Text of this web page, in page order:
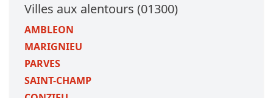
Villes aux alentours (01300)
AMBLEON
MARIGNIEU
PARVES
SAINT-CHAMP